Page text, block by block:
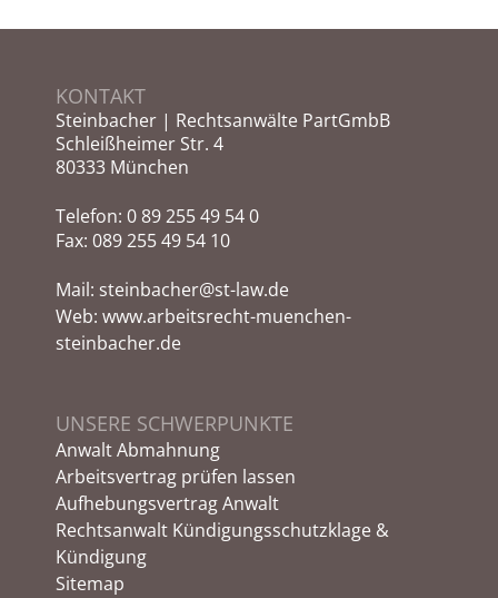
KONTAKT
Steinbacher | Rechtsanwälte PartGmbB
Schleißheimer Str. 4
80333 München
Telefon: 0 89 255 49 54 0
Fax: 089 255 49 54 10
Mail: steinbacher@st-law.de
Web: www.arbeitsrecht-muenchen-
steinbacher.de
UNSERE SCHWERPUNKTE
Anwalt Abmahnung
Arbeitsvertrag prüfen lassen
Aufhebungsvertrag Anwalt
Rechtsanwalt Kündigungsschutzklage &
Kündigung
Sitemap